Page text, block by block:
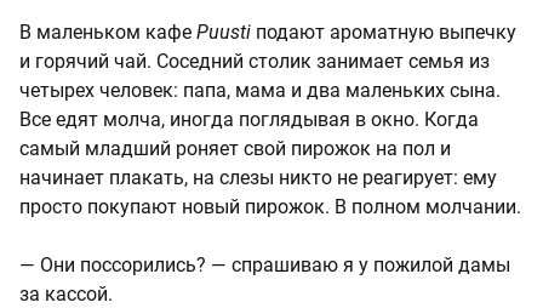
В маленьком кафе Puusti подают ароматную выпечку
и горячий чай. Соседний столик занимает семья из
четырех человек: папа, мама и два маленьких сына.
Все едят молча, иногда поглядывая в окно. Когда
самый младший роняет свой пирожок на пол и
начинает плакать, на слезы никто не реагирует: ему
просто покупают новый пирожок. В полном молчании.
— Они поссорились? — спрашиваю я у пожилой дамы
за кассой.